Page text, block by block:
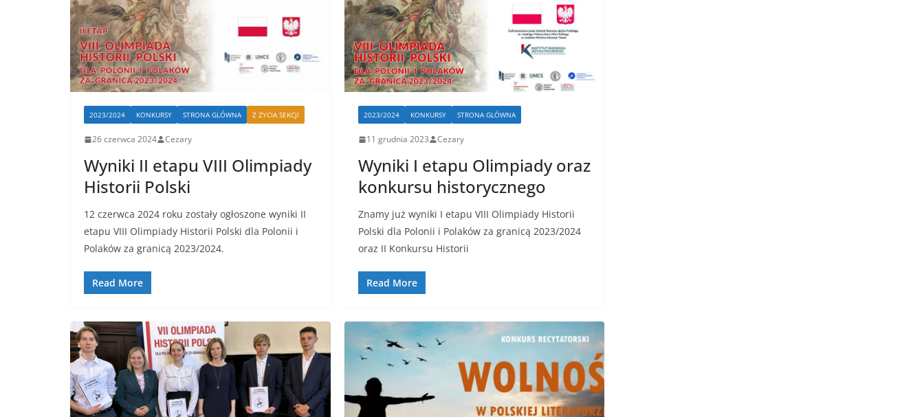
2023/2024 KONKURSY STRONA GLÓWNA Z ŻYCIA SEKCJI
26 czerwca 2024 Cezary
Wyniki II etapu VIII Olimpiady
Historii Polski
12 czerwca 2024 roku zostały ogłoszone wyniki II
etapu VIII Olimpiady Historii Polski dla Polonii i
Polaków za granicą 2023/2024.
Read More
2023/2024 KONKURSY STRONA GLÓWNA
11 grudnia 2023 Cezary
Wyniki I etapu Olimpiady oraz
konkursu historycznego
Znamy już wyniki I etapu VIII Olimpiady Historii
Polski dla Polonii i Polaków za granicą 2023/2024
oraz II Konkursu Historii
Read More